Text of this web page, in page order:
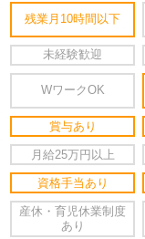
残業月10時間以下
未経験歓迎
WワークOK
賞与あり
月給25万円以上
資格手当あり
産休・育児休業制度
あり